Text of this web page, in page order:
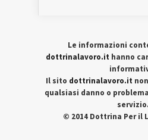
Le informazioni
dottrinalavoro.it hanno
Il sito dottrinalavoro.it
qualsiasi danno o
servizio.
© 2014 Dottrina Per il